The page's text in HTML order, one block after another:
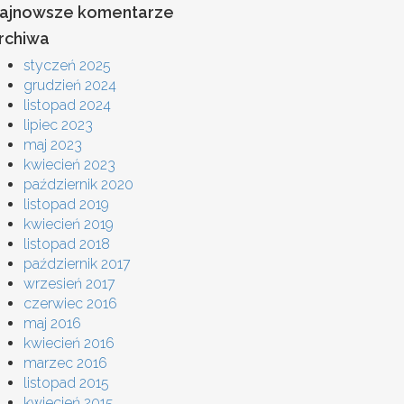
komentarze
styczeń 2025
grudzień 2024
listopad 2024
lipiec 2023
maj 2023
kwiecień 2023
październik 2020
listopad 2019
kwiecień 2019
listopad 2018
październik 2017
wrzesień 2017
czerwiec 2016
maj 2016
kwiecień 2016
marzec 2016
listopad 2015